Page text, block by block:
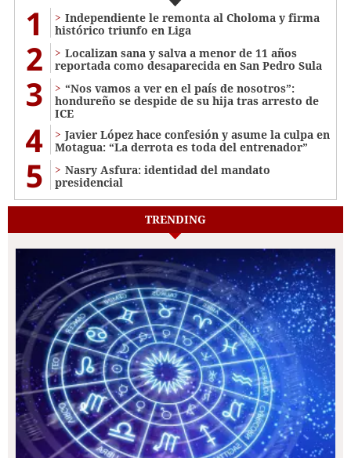
1
Independiente le remonta al Choloma y firma
histórico triunfo en Liga
2
Localizan sana y salva a menor de 11 años
reportada como desaparecida en San Pedro Sula
3
“Nos vamos a ver en el país de nosotros”:
hondureño se despide de su hija tras arresto de
ICE
4
Javier López hace confesión y asume la culpa en
Motagua: “La derrota es toda del entrenador”
5
Nasry Asfura: identidad del mandato
presidencial
TRENDING